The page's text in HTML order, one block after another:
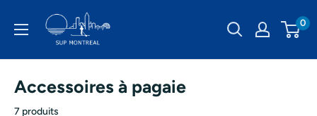
SUP
Montréal
0
Accessoires à pagaie
7 produits